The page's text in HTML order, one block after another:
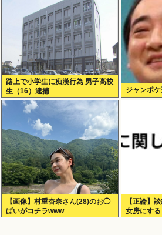
路上で小学生に痴漢行為 男子高校
生（16）逮捕
ジャンポ
【画像】村重杏奈さん(28)のお◯
ぱいがコチラwww
【正論】
女房にす